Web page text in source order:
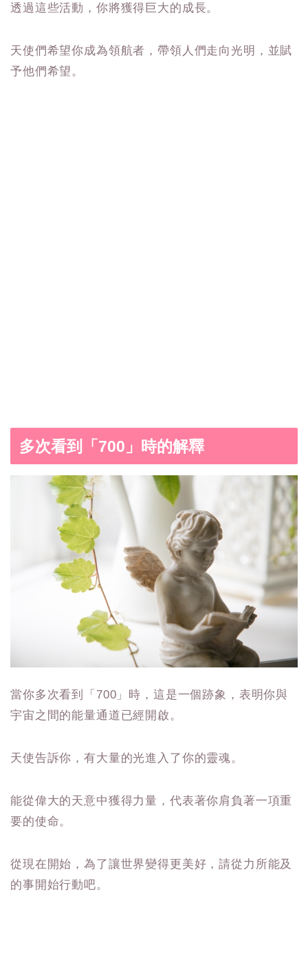
透過這些活動，你將獲得巨大的成長。
天使們希望你成為領航者，帶領人們走向光明，並賦
予他們希望。
多次看到「700」時的解釋
當你多次看到「700」時，這是一個跡象，表明你與
宇宙之間的能量通道已經開啟。
天使告訴你，有大量的光進入了你的靈魂。
能從偉大的天意中獲得力量，代表著你肩負著一項重
要的使命。
從現在開始，為了讓世界變得更美好，請從力所能及
的事開始行動吧。